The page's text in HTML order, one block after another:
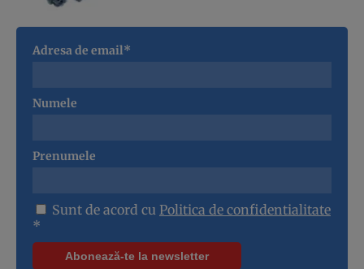
Adresa de email*
Numele
Prenumele
Sunt de acord cu Politica de confidentialitate
*